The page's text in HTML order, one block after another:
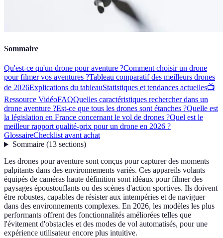
Sommaire
Qu'est-ce qu'un drone pour aventure ?Comment choisir un drone
pour filmer vos aventures ?Tableau comparatif des meilleurs drones
de 2026Explications du tableauStatistiques et tendances actuelles📺
Ressource VidéoFAQQuelles caractéristiques rechercher dans un
drone aventure ?Est-ce que tous les drones sont étanches ?Quelle est
la législation en France concernant le vol de drones ?Quel est le
meilleur rapport qualité-prix pour un drone en 2026 ?
GlossaireChecklist avant achat
Sommaire(13 sections)
Les drones pour aventure sont conçus pour capturer des moments
palpitants dans des environnements variés. Ces appareils volants
équipés de caméras haute définition sont idéaux pour filmer des
paysages époustouflants ou des scènes d'action sportives. Ils doivent
être robustes, capables de résister aux intempéries et de naviguer
dans des environnements complexes. En 2026, les modèles les plus
performants offrent des fonctionnalités améliorées telles que
l'évitement d'obstacles et des modes de vol automatisés, pour une
expérience utilisateur encore plus intuitive.